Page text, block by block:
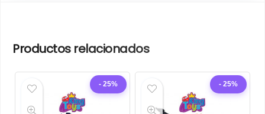
Productos relacionados
- 25% - 25%